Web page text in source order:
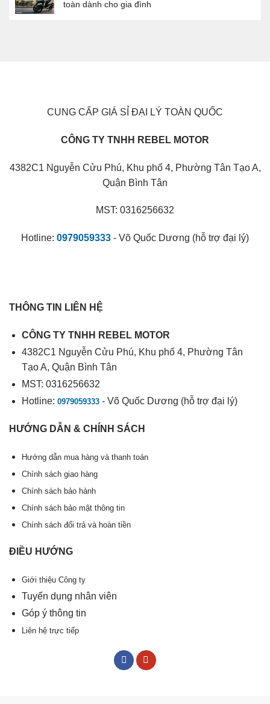
toàn dành cho gia đình
CUNG CẤP GIÁ SỈ ĐẠI LÝ TOÀN QUỐC
CÔNG TY TNHH REBEL MOTOR
4382C1 Nguyễn Cửu Phú, Khu phố 4, Phường Tân Tạo A,
Quận Bình Tân
MST: 0316256632
Hotline: 0979059333 - Võ Quốc Dương (hỗ trợ đại lý)
THÔNG TIN LIÊN HỆ
CÔNG TY TNHH REBEL MOTOR
4382C1 Nguyễn Cửu Phú, Khu phố 4, Phường Tân
Tạo A, Quận Bình Tân
MST: 0316256632
Hotline: 0979059333- Võ Quốc Dương (hỗ trợ đại lý)
HƯỚNG DẪN & CHÍNH SÁCH
Hướng dẫn mua hàng và thanh toán
Chính sách giao hàng
Chính sách bảo hành
Chính sách bảo mật thông tin
Chính sách đổi trả và hoàn tiền
ĐIỀU HƯỚNG
Giới thiệu Công ty
Tuyển dụng nhân viên
Góp ý thông tin
Liên hệ trực tiếp